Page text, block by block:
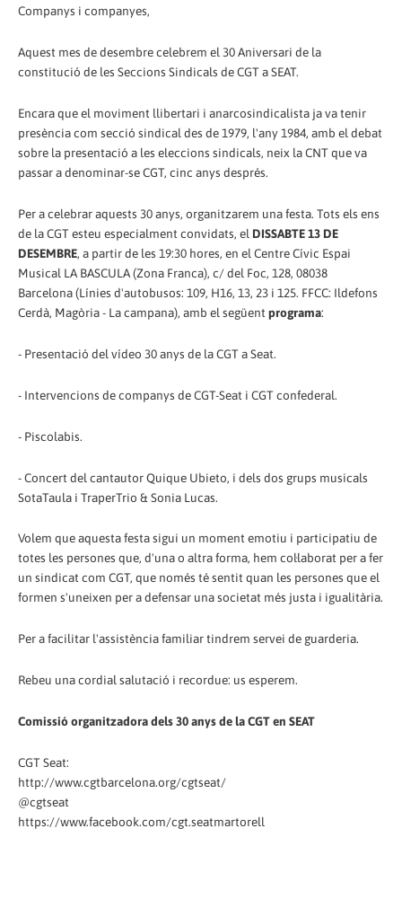
Companys i companyes,
Aquest mes de desembre celebrem el 30 Aniversari de la
constitució de les Seccions Sindicals de CGT a SEAT.
Encara que el moviment llibertari i anarcosindicalista ja va tenir
presència com secció sindical des de 1979, l'any 1984, amb el debat
sobre la presentació a les eleccions sindicals, neix la CNT que va
passar a denominar-se CGT, cinc anys després.
Per a celebrar aquests 30 anys, organitzarem una festa. Tots els ens
de la CGT esteu especialment convidats, el DISSABTE 13 DE
DESEMBRE, a partir de les 19:30 hores, en el Centre Cívic Espai
Musical LA BASCULA (Zona Franca), c/ del Foc, 128, 08038
Barcelona (Línies d'autobusos: 109, H16, 13, 23 i 125. FFCC: Ildefons
Cerdà, Magòria - La campana), amb el següent programa:
- Presentació del vídeo 30 anys de la CGT a Seat.
- Intervencions de companys de CGT-Seat i CGT confederal.
- Piscolabis.
- Concert del cantautor Quique Ubieto, i dels dos grups musicals
SotaTaula i TraperTrio & Sonia Lucas.
Volem que aquesta festa sigui un moment emotiu i participatiu de
totes les persones que, d'una o altra forma, hem col·laborat per a fer
un sindicat com CGT, que només té sentit quan les persones que el
formen s'uneixen per a defensar una societat més justa i igualitària.
Per a facilitar l'assistència familiar tindrem servei de guarderia.
Rebeu una cordial salutació i recordue: us esperem.
Comissió organitzadora dels 30 anys de la CGT en SEAT
CGT Seat:
http://www.cgtbarcelona.org/cgtseat/
@cgtseat
https://www.facebook.com/cgt.seatmartorell